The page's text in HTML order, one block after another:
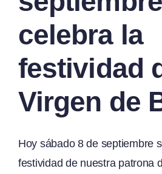
celebra la
festividad
Virgen de
Hoy sábado 8 de septiembre
festividad de nuestra patrona